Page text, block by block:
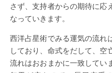
さず、支持者からの期待に応
なっていきます。
西洋占星術でみる運気の流れ
しており、命式をだして、空
流れはおおまかに一致してい